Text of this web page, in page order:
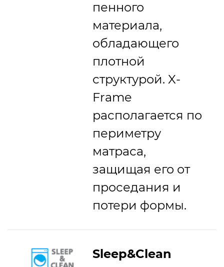
пенного
материала,
обладающего
плотной
структурой. X-
Frame
располагается по
периметру
матраса,
защищая его от
проседания и
потери формы.
Sleep&Clean